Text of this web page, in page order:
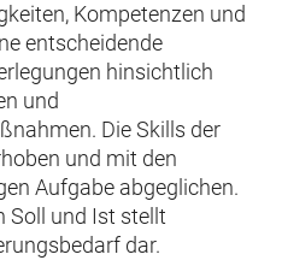
Kompetenzen und
entscheidende
hinsichtlich
und
Die Skills der
und mit den
Aufgabe abgeglichen.
Soll und Ist stellt
dar.